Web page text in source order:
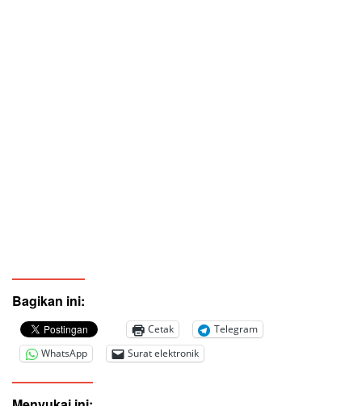
Bagikan ini:
Cetak
Telegram
WhatsApp
Surat elektronik